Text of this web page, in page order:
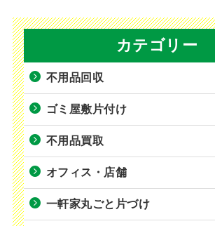
カテゴリー
不用品回収
ゴミ屋敷片付け
不用品買取
オフィス・店舗
一軒家丸ごと片づけ